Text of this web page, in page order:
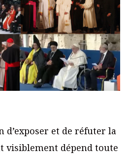
d’exposer et de réfuter la
visiblement dépend toute